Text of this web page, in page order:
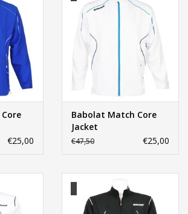
€25,00
Babolat Match Core
Jacket
€47,50 €25,00